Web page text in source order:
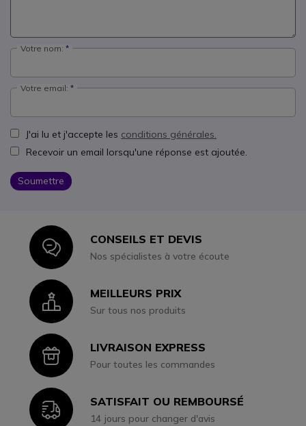
Votre nom:
Votre email:
J'ai lu et j'accepte les conditions générales.
Recevoir un email lorsqu'une réponse est ajoutée.
Soumettre
IconCONSEILS ET DEVIS
Nos spécialistes à votre écoute
IconMEILLEURS PRIX
Sur tous nos produits
IconLIVRAISON EXPRESS
Pour toutes les commandes
IconSATISFAIT OU REMBOURSÉ
14 jours pour changer d'avis